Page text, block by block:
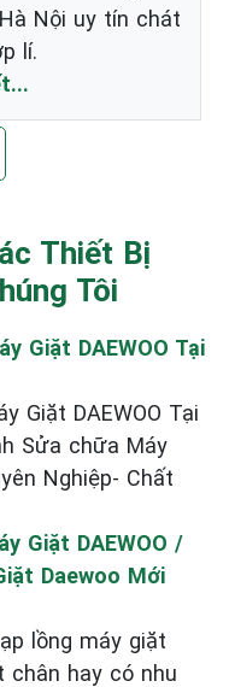
Nội uy tín chát
lí.
Thiết Bị
Tôi
Giặt DAEWOO Tại
Giặt DAEWOO Tại
Sửa chữa Máy
Nghiệp- Chất
Giặt DAEWOO /
Daewoo Mới
lồng máy giặt
chân hay có nhu